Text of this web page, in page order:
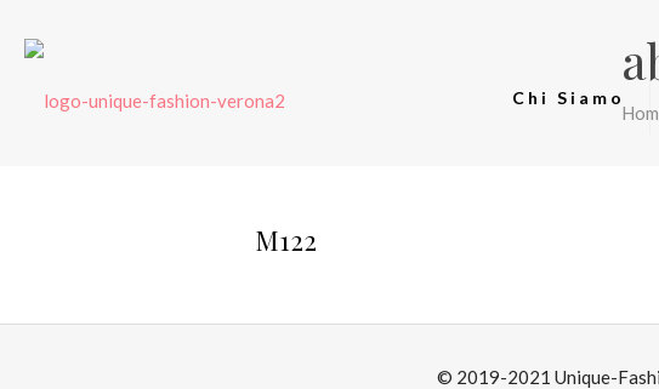
Chi Siamo
M122
© 2019-2021 Unique-